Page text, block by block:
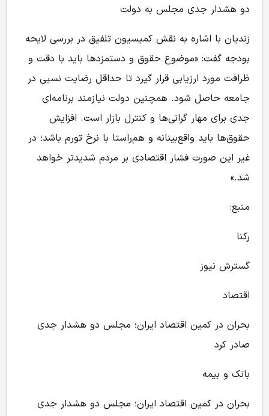
دو هشدار جدی مجلس به دولت
زندیان با اشاره به نقش کمیسیون تلفیق در بررسی لایحه
بودجه گفت: «موضوع حقوق و دستمزدها باید با دقت و
ظرافت مورد ارزیابی قرار گیرد تا حداقل رضایت نسبی در
جامعه حاصل شود. همچنین دولت نیازمند برنامه‌ای
جدی برای مهار گرانی‌ها و کنترل بازار است. افزایش
حقوق‌ها باید واقع‌بینانه و هم‌راستا با نرخ تورم باشد؛ در
غیر این صورت فشار اقتصادی بر مردم شدیدتر خواهد
شد.»
منبع:
رکنا
گسترش نیوز
اقتصاد
بحران در کمین اقتصاد ایران؛ مجلس دو هشدار جدی
صادر کرد
بانک و بیمه
بحران در کمین اقتصاد ایران؛ مجلس دو هشدار جدی